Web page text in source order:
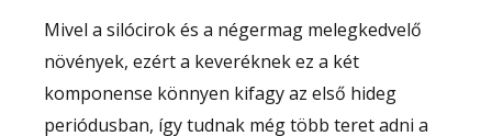
Mivel a silócirok és a négermag melegkedvelő
növények, ezért a keveréknek ez a két
komponense könnyen kifagy az első hideg
periódusban, így tudnak még több teret adni a